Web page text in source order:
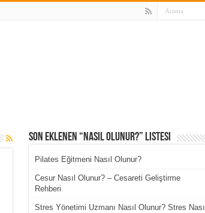
Son Eklenen “Nasıl Olunur?” Listesi
Pilates Eğitmeni Nasıl Olunur?
Cesur Nasıl Olunur? – Cesareti Geliştirme
Rehberi
Stres Yönetimi Uzmanı Nasıl Olunur? Stres Nasıl